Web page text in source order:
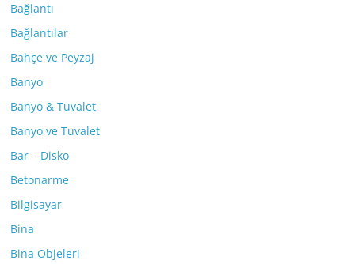
Bağlantı
Bağlantılar
Bahçe ve Peyzaj
Banyo
Banyo & Tuvalet
Banyo ve Tuvalet
Bar – Disko
Betonarme
Bilgisayar
Bina
Bina Objeleri